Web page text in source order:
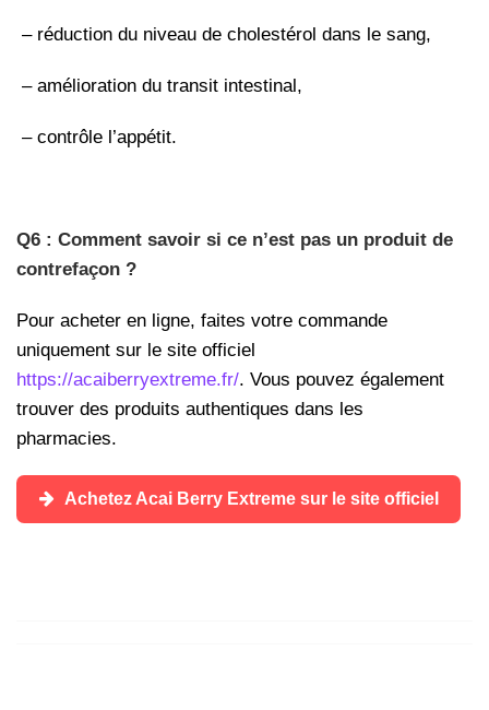
– réduction du niveau de cholestérol dans le sang,
– amélioration du transit intestinal,
– contrôle l’appétit.
Q6 : Comment savoir si ce n’est pas un produit de
contrefaçon ?
Pour acheter en ligne, faites votre commande
uniquement sur le site officiel
https://acaiberryextreme.fr/. Vous pouvez également
trouver des produits authentiques dans les
pharmacies.
Achetez Acai Berry Extreme sur le site officiel